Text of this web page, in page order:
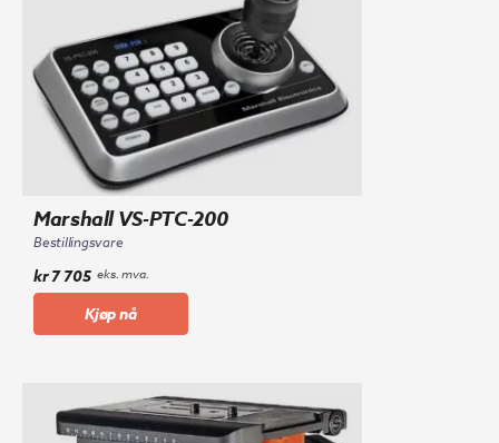
Marshall VS-PTC-200
Bestillingsvare
kr7 705 eks. mva.
Kjøp nå